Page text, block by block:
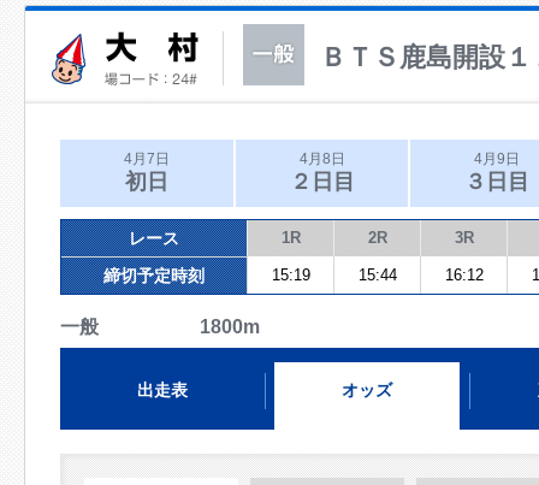
ＢＴＳ鹿島開設
4月7日
初日
4月8日
２日目
4月9日
３日目
レース 1R 2R 3R
締切予定時刻 15:19 15:44 16:12
一般 1800m
出走表 オッズ